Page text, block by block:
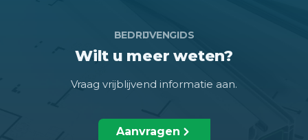
BEDRIJVENGIDS
Wilt u meer weten?
Vraag vrijblijvend informatie aan.
Aanvragen